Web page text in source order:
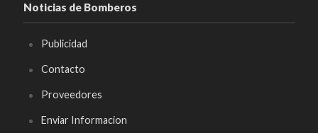
Noticias de Bomberos
Publicidad
Contacto
Proveedores
Enviar Informacion